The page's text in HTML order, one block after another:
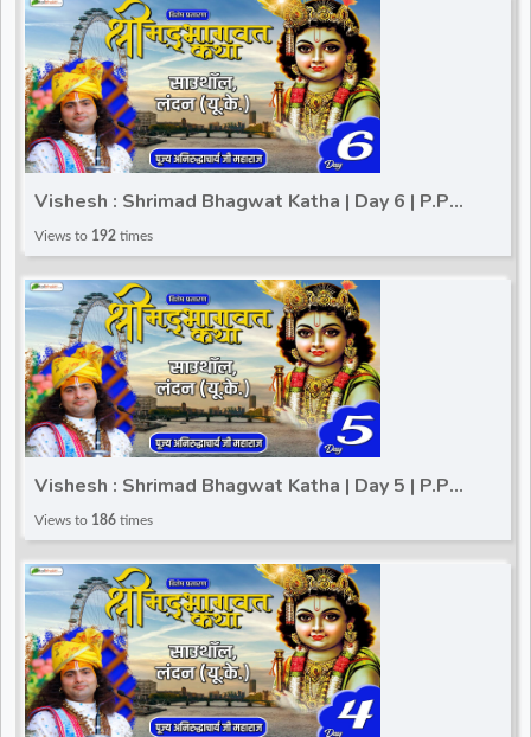
Vishesh : Shrimad Bhagwat Katha | Day 6 | P.P
Aniruddhacharya Ji Maharaj | Southall, London (UK)
Views to 192 times
Vishesh : Shrimad Bhagwat Katha | Day 5 | P.P
Aniruddhacharya Ji Maharaj | Southall, London (UK)
Views to 186 times